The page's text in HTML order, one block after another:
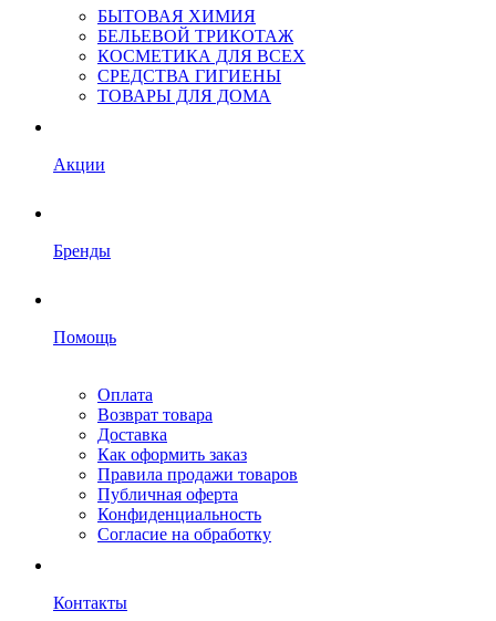
БЫТОВАЯ ХИМИЯ
БЕЛЬЕВОЙ ТРИКОТАЖ
КОСМЕТИКА ДЛЯ ВСЕХ
СРЕДСТВА ГИГИЕНЫ
ТОВАРЫ ДЛЯ ДОМА
Акции
Бренды
Помощь
Оплата
Возврат товара
Доставка
Как оформить заказ
Правила продажи товаров
Публичная оферта
Конфиденциальность
Согласие на обработку
Контакты